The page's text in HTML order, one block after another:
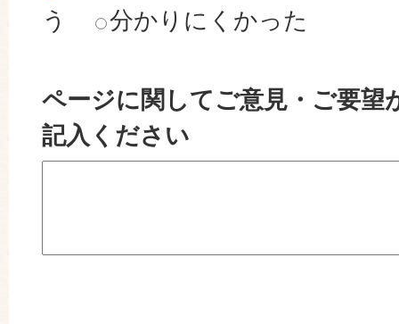
う
分かりにくかった
ページに関してご意見・ご要望
記入ください